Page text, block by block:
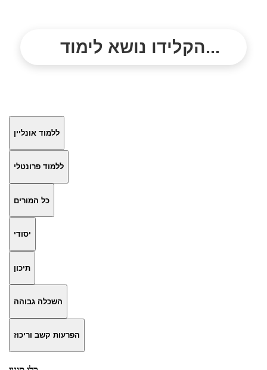
הקלידו נושא לימוד...
ללמוד אונליין
ללמוד פרונטלי
כל המורים
יסודי
תיכון
השכלה גבוהה
הפרעות קשב וריכוז